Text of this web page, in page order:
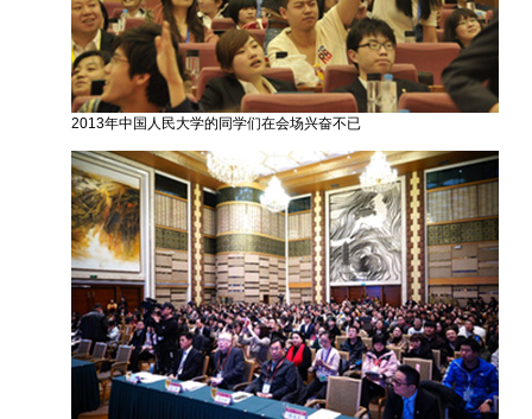
2013年中国人民大学的同学们在会场兴奋不已